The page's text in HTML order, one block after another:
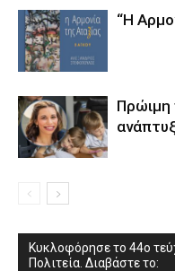
“Η
Πρώιμη
Κυκλοφόρησε το 44ο
Πολιτεία. Διαβάστε το: